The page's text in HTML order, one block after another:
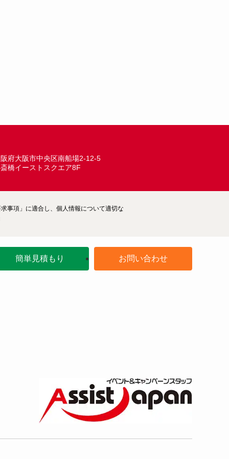
府大阪市中央区南船場2-12-5
橋イーストスクエア8F
事項」に適合し、個人情報について適切な
簡単見積もり お問い合わせ